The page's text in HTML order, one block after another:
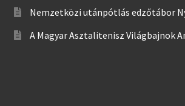
Nemzetközi utánpótlás edzőtábor
A Magyar Asztalitenisz Világbajnok